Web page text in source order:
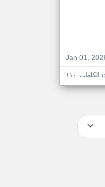
Jan 01,
الكلمات: ١١٠